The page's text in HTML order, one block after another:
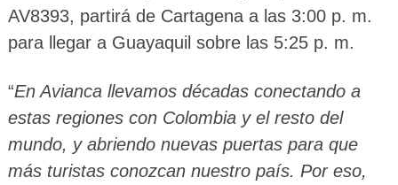
AV8393, partirá de Cartagena a las 3:00 p. m.
para llegar a Guayaquil sobre las 5:25 p. m.
“En Avianca llevamos décadas conectando a
estas regiones con Colombia y el resto del
mundo, y abriendo nuevas puertas para que
más turistas conozcan nuestro país. Por eso,